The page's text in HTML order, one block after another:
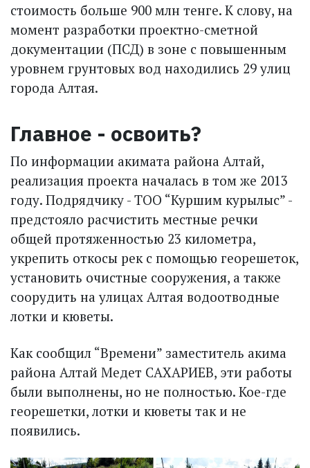
стоимость больше 900 млн тенге. К слову, на
момент разработки проектно-сметной
документации (ПСД) в зоне с повышенным
уровнем грунтовых вод находились 29 улиц
города Алтая.
Главное - освоить?
По информации акимата района Алтай,
реализация проекта началась в том же 2013
году. Подрядчику - ТОО “Куршим курылыс” -
предстояло расчистить местные речки
общей протяженностью 23 километра,
укрепить откосы рек с помощью георешеток,
установить очистные сооружения, а также
соорудить на улицах Алтая водоотводные
лотки и кюветы.
Как сообщил “Времени” заместитель акима
района Алтай Медет САХАРИЕВ, эти работы
были выполнены, но не полностью. Кое-где
георешетки, лотки и кюветы так и не
появились.